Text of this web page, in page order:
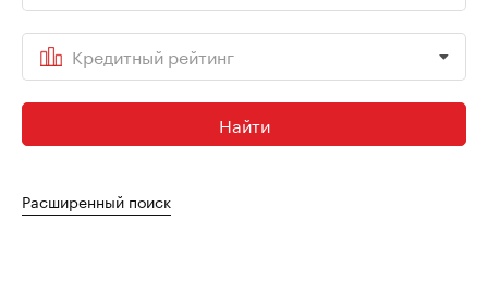
Кредитный рейтинг
Найти
Расширенный поиск